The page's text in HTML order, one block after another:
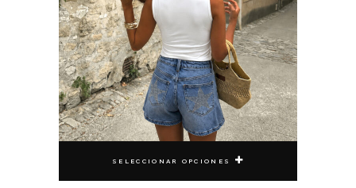
SELECCIONAR OPCIONES